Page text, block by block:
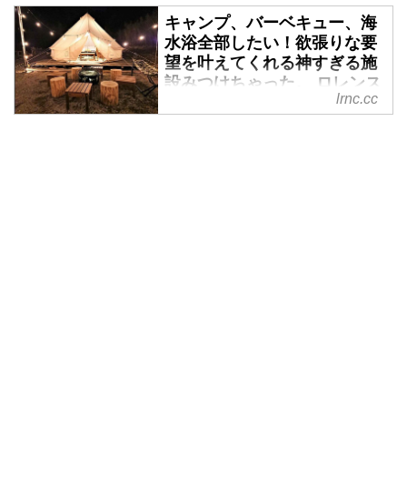
ようになって。 そんな季節だか
ら欲しいもの、したいこと、たっ
くさん考えましょう、物欲万歳、
ロレンス編集部の面々をハマらせ
ちゃったモノ・コトをご紹介しま
す。
キャンプ、バーベキュー、海
水浴全部したい！欲張りな要
望を叶えてくれる神すぎる施
設みつけちゃった。 ロレンス
編集部の「コレがしたいアレ
lrnc.cc